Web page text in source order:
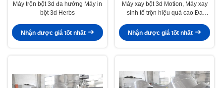
Máy trộn bột 3d đa hướng Máy in
bột 3d Herbs
Nhận được giá tốt nhất
Máy xay bột 3d Motion, Máy xay
sinh tố trộn hiệu quả cao Đa
Nhận được giá tốt nhất